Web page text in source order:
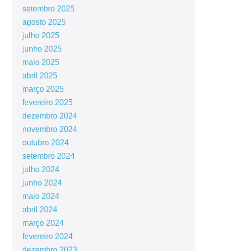
setembro 2025
agosto 2025
julho 2025
junho 2025
maio 2025
abril 2025
março 2025
fevereiro 2025
dezembro 2024
novembro 2024
outubro 2024
setembro 2024
julho 2024
junho 2024
maio 2024
abril 2024
março 2024
fevereiro 2024